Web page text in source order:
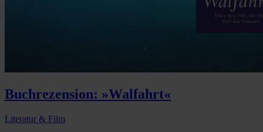
Buchrezension: »Walfahrt«
Literatur & Film